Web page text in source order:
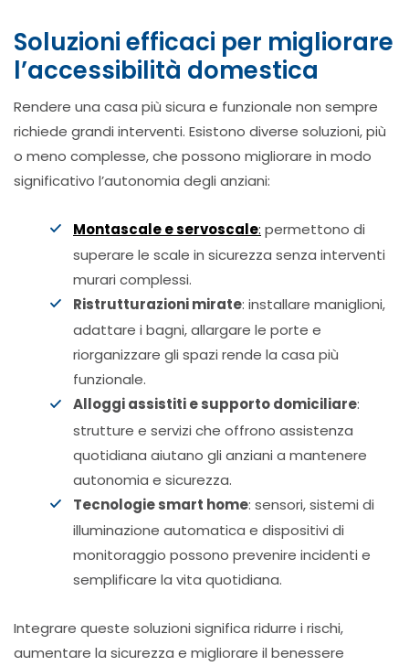
Soluzioni efficaci per migliorare
l’accessibilità domestica
Rendere una casa più sicura e funzionale non sempre
richiede grandi interventi. Esistono diverse soluzioni, più
o meno complesse, che possono migliorare in modo
significativo l’autonomia degli anziani:
Montascale e servoscale: permettono di
superare le scale in sicurezza senza interventi
murari complessi.
Ristrutturazioni mirate: installare maniglioni,
adattare i bagni, allargare le porte e
riorganizzare gli spazi rende la casa più
funzionale.
Alloggi assistiti e supporto domiciliare:
strutture e servizi che offrono assistenza
quotidiana aiutano gli anziani a mantenere
autonomia e sicurezza.
Tecnologie smart home: sensori, sistemi di
illuminazione automatica e dispositivi di
monitoraggio possono prevenire incidenti e
semplificare la vita quotidiana.
Integrare queste soluzioni significa ridurre i rischi,
aumentare la sicurezza e migliorare il benessere